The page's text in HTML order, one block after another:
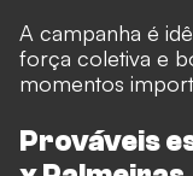
A campanha é
força coletiva e
momentos
Prováveis